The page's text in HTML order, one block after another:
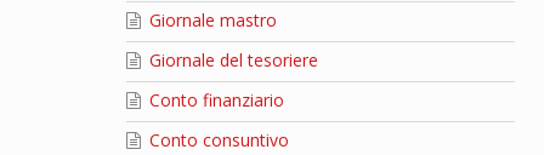
Giornale mastro
Giornale del tesoriere
Conto finanziario
Conto consuntivo